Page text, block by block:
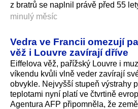
z bratrů se naplnil právě před 55
minulý měsíc
Vedra ve Francii omezují
věž i Louvre zavírají dříve
Eiffelova věž, pařížský Louvre i
víkendu kvůli vlně veder zavírají
obvykle. Nejvyšší stupeň výstrahy
teplotami nyní platí ve čtvrtině
Agentura AFP připomněla, že